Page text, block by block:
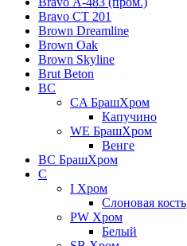
Bravo СТ 201
Brown Dreamline
Brown Oak
Brown Skyline
Brut Beton
BС
CA БрашХром
Капучино
WE БрашХром
Венге
BС БрашХром
C
I Хром
Слоновая кость
PW Хром
Белый